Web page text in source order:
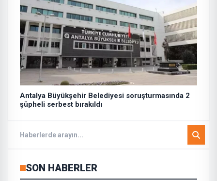
Antalya Büyükşehir Belediyesi soruşturmasında 2
şüpheli serbest bırakıldı
SON HABERLER